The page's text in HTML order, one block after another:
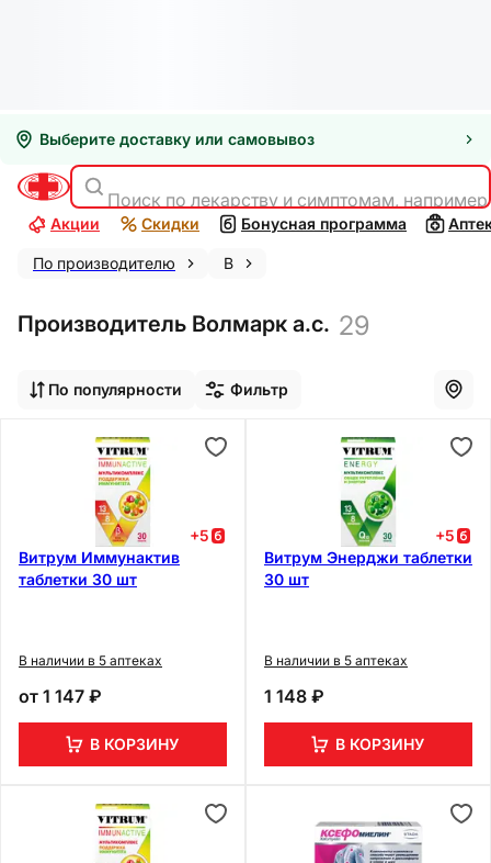
Выберите доставку или самовывоз
Поиск по лекарству и симптомам,
Акции Скидки Бонусная программа
По производителю В
Производитель Волмарк а.с. 29
По популярности Фильтр
+5
Витрум Иммунактив
таблетки 30 шт
В наличии в 5 аптеках
от 1 147 ₽
В КОРЗИНУ
+5
Витрум Энерджи таблетки
30 шт
В наличии в 5 аптеках
1 148 ₽
В КОРЗИНУ